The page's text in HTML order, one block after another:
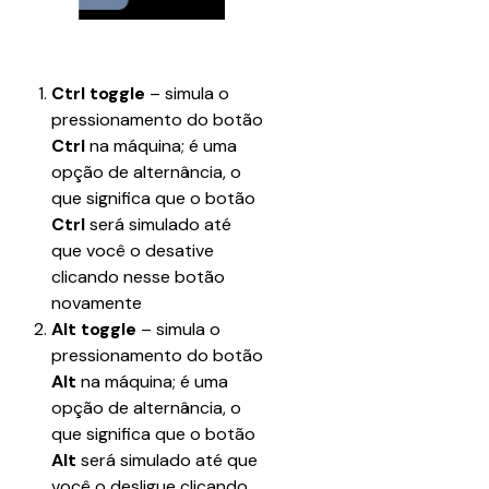
Ctrl toggle – simula o
pressionamento do botão
Ctrl na máquina; é uma
opção de alternância, o
que significa que o botão
Ctrl será simulado até
que você o desative
clicando nesse botão
novamente
Alt toggle – simula o
pressionamento do botão
Alt na máquina; é uma
opção de alternância, o
que significa que o botão
Alt será simulado até que